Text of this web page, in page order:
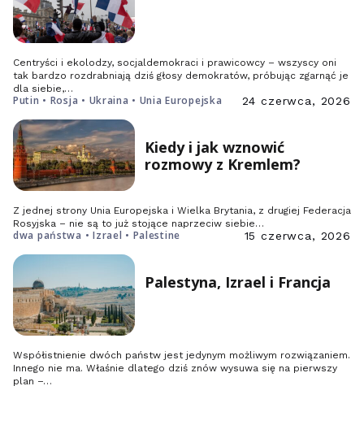
Centryści i ekolodzy, socjaldemokraci i prawicowcy – wszyscy oni
tak bardzo rozdrabniają dziś głosy demokratów, próbując zgarnąć je
dla siebie,…
Putin • Rosja • Ukraina • Unia Europejska 24 czerwca, 2026
Kiedy i jak wznowić
rozmowy z Kremlem?
Z jednej strony Unia Europejska i Wielka Brytania, z drugiej Federacja
Rosyjska – nie są to już stojące naprzeciw siebie…
dwa państwa • Izrael • Palestine 15 czerwca, 2026
Palestyna, Izrael i Francja
Współistnienie dwóch państw jest jedynym możliwym rozwiązaniem.
Innego nie ma. Właśnie dlatego dziś znów wysuwa się na pierwszy
plan –…